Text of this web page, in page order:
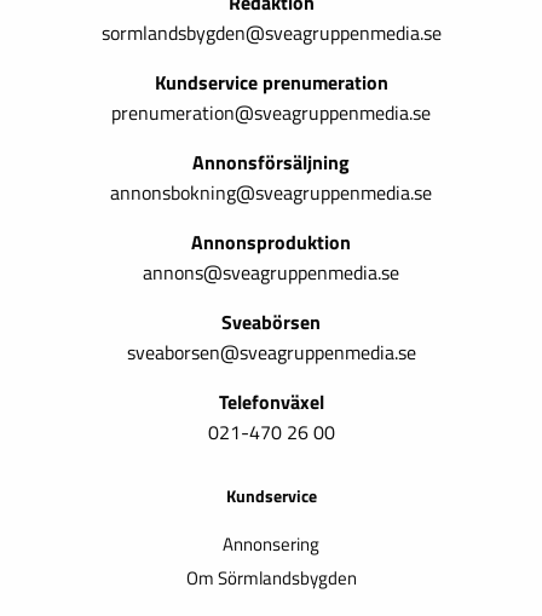
sormlandsbygden@sveagruppenmedia.se
Kundservice prenumeration
prenumeration@sveagruppenmedia.se
Annonsförsäljning
annonsbokning@sveagruppenmedia.se
Annonsproduktion
annons@sveagruppenmedia.se
Sveabörsen
sveaborsen@sveagruppenmedia.se
Telefonväxel
021-470 26 00
Kundservice
Annonsering
Om Sörmlandsbygden